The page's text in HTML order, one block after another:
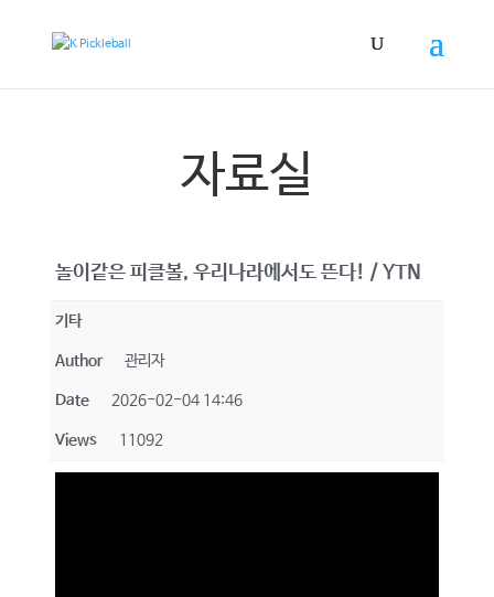
자료실
놀이같은 피클볼, 우리나라에서도 뜬다! / YTN
기타
Author 관리자
Date 2026-02-04 14:46
Views 11092